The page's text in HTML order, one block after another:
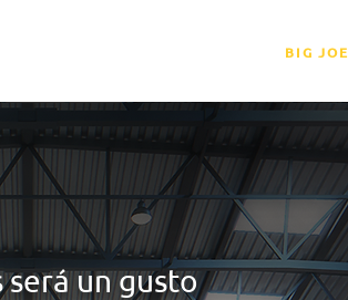
BIG JOE
un gusto